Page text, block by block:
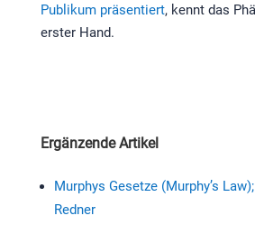
Publikum präsentiert, kennt das
erster Hand.
Ergänzende Artikel
Murphys Gesetze (Murphy’s
Redner